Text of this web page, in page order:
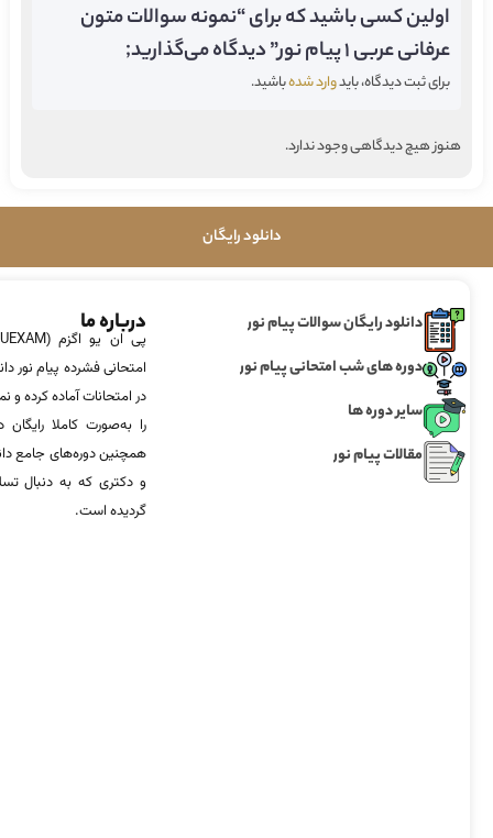
اولین کسی باشید که برای “نمونه سوالات متون
عرفانی عربی 1 پیام نور” دیدگاه می‌گذارید;
برای ثبت دیدگاه، بایدوارد شدهباشید.
هنوز هیچ دیدگاهی وجود ندارد.
دانلود رایگان
دانلود رایگان سوالات پیام نور
دوره های شب امتحانی پیام نور
سایر دوره ها
مقالات پیام نور
درباره ما
امتحانی فشرده پیام نور
در امتحانات آماده‌ کرده
را به‌صورت کاملا
همچنین دوره‌های جامع
و دکتری که به دنبال
گردیده است.